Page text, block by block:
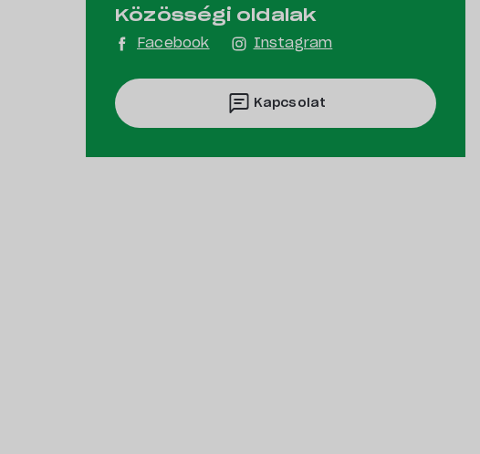
Közösségi oldalak
Facebook Instagram
Kapcsolat